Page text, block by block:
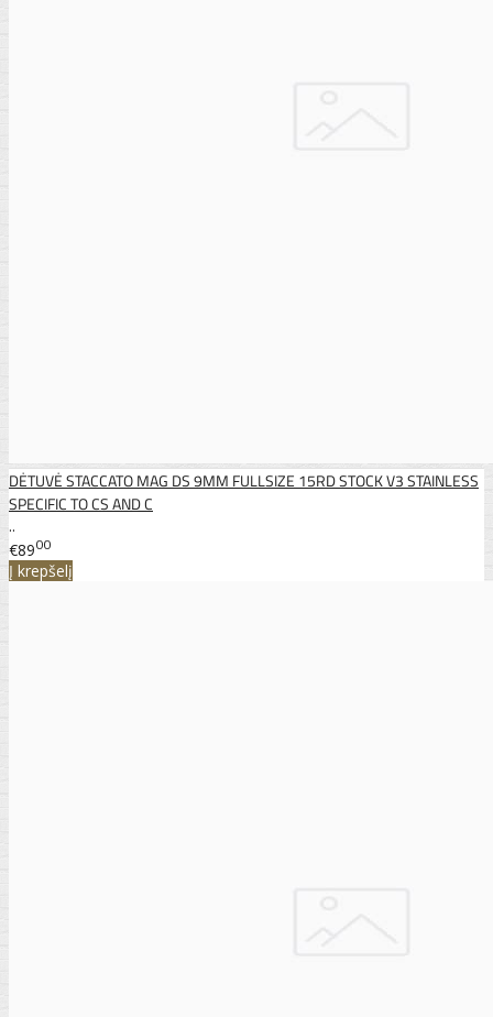
DĖTUVĖ STACCATO MAG DS 9MM FULLSIZE 15RD STOCK V3 STAINLESS
SPECIFIC TO CS AND C
..
€8900
Į krepšelį